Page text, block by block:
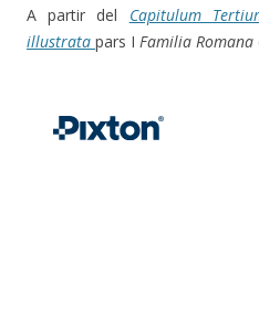
A partir del Capitulum
illustrata pars I Familia Romana